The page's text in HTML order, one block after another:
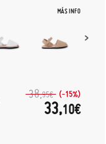
MÁS INFO
38,95€ (-15%)
33,10€